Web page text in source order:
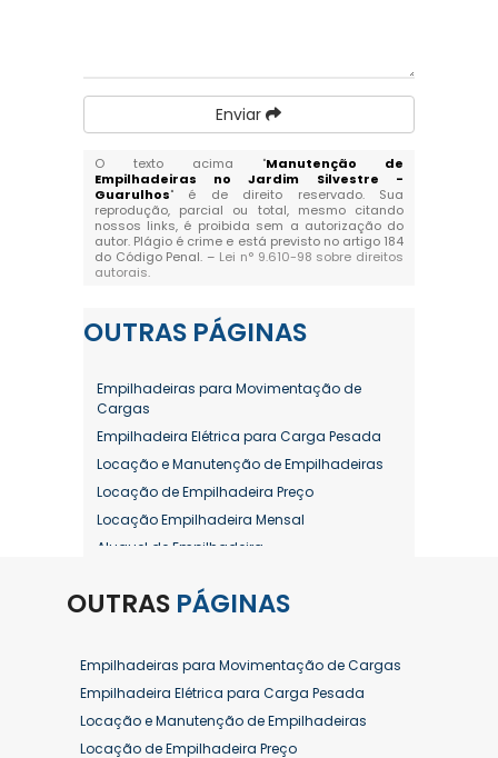
Enviar
O texto acima "Manutenção de
Empilhadeiras no Jardim Silvestre -
Guarulhos" é de direito reservado. Sua
reprodução, parcial ou total, mesmo citando
nossos links, é proibida sem a autorização do
autor. Plágio é crime e está previsto no artigo 184
do Código Penal. – Lei n° 9.610-98 sobre direitos
autorais.
OUTRAS PÁGINAS
Empilhadeiras para Movimentação de
Cargas
Empilhadeira Elétrica para Carga Pesada
Locação e Manutenção de Empilhadeiras
Locação de Empilhadeira Preço
Locação Empilhadeira Mensal
Aluguel de Empilhadeira
Aluguel de Empilhadeira Diária Valor
Aluguel de Empilhadeira Elétrica Preço
Aluguel de Empilhadeira Mensal
Aluguel de Empilhadeira Preço
Aluguel de Empilhadeira Valor
OUTRAS PÁGINAS
Empilhadeiras para Movimentação de Cargas
Empilhadeira Elétrica para Carga Pesada
Locação e Manutenção de Empilhadeiras
Locação de Empilhadeira Preço